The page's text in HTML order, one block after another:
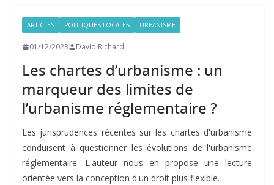
ARTICLES POLITIQUES LOCALES URBANISME
01/12/2023 David Richard
Les chartes d’urbanisme : un
marqueur des limites de
l’urbanisme réglementaire ?
Les jurisprudences récentes sur les chartes d'urbanisme
conduisent à questionner les évolutions de l'urbanisme
réglementaire. L'auteur nous en propose une lecture
orientée vers la conception d'un droit plus flexible.